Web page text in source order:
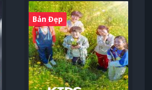
Bản Đẹp